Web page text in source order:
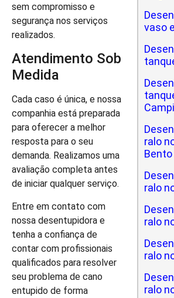
sem compromisso e
segurança nos serviços
realizados.
Atendimento Sob
Medida
Cada caso é única, e nossa
companhia está preparada
para oferecer a melhor
resposta para o seu
demanda. Realizamos uma
avaliação completa antes
de iniciar qualquer serviço.
Entre em contato com
nossa desentupidora e
tenha a confiança de
contar com profissionais
qualificados para resolver
seu problema de cano
entupido de forma
vaso
ralo
Bento
ralo
ralo
ralo
ralo